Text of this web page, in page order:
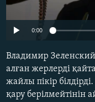
Русский
Басқа тілдерде
Auto
0:00
Владимир
алған жерлерді
жайлы пікір
қару берілмейтінін